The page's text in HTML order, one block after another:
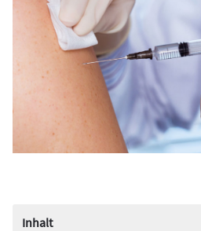
Inhalt